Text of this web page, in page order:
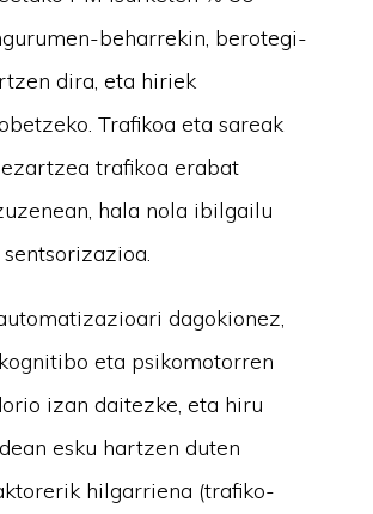
beharrekin, berotegi-
dira, eta hiriek
Trafikoa eta sareak
trafikoa erabat
hala nola ibilgailu
dagokionez,
eta psikomotorren
izan daitezke, eta hiru
esku hartzen duten
hilgarriena (trafiko-